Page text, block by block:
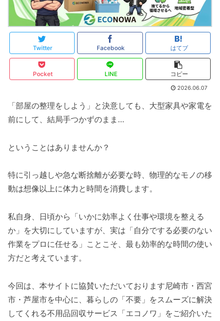
Twitter Facebook はてブ
Pocket LINE コピー
2026.06.07
「部屋の整理をしよう」と決意しても、大型家具や家電を
前にして、結局手つかずのまま…
ということはありませんか？
特に引っ越しや急な断捨離が必要な時、物理的なモノの移
動は想像以上に体力と時間を消費します。
私自身、日頃から「いかに効率よく仕事や環境を整える
か」を大切にしていますが、実は「自分でする必要のない
作業をプロに任せる」ことこそ、最も効率的な時間の使い
方だと考えています。
今回は、本サイトに協賛いただいております尼崎市・西宮
市・芦屋市を中心に、暮らしの「不要」をスムーズに解決
してくれる不用品回収サービス「エコノワ」をご紹介いた